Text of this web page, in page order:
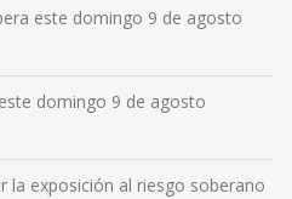
este domingo 9 de agosto
domingo 9 de agosto
la exposición al riesgo soberano